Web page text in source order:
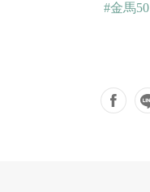
#金馬50